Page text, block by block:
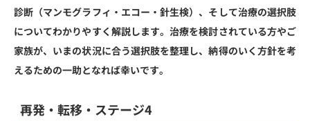
診断（マンモグラフィ・エコー・針生検）、そして治療の選択肢
についてわかりやすく解説します。治療を検討されている方やご
家族が、いまの状況に合う選択肢を整理し、納得のいく方針を考
えるための一助となれば幸いです。
再発・転移・ステージ4